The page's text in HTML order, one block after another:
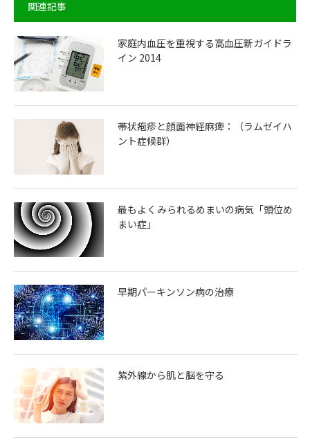
関連記事
家庭内血圧を重視する高血圧新ガイドラ
イン 2014
帯状疱疹と顔面神経麻痺：（ラムゼイハ
ント症候群）
最もよくみられるめまいの病気「頭位め
まい症」
早期パーキンソン病の治療
紫外線から肌と脳を守る